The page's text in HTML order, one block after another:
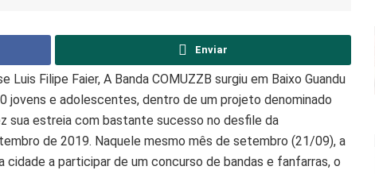
Enviar
Luis Filipe Faier, A Banda COMUZZB surgiu em Baixo Guandu
jovens e adolescentes, dentro de um projeto denominado
sua estreia com bastante sucesso no desfile da
de 2019. Naquele mesmo mês de setembro (21/09), a
cidade a participar de um concurso de bandas e fanfarras, o